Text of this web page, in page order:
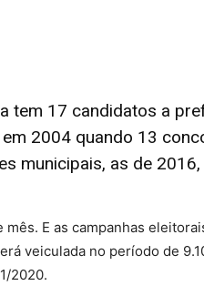
tem 17 candidatos a
2004 quando 13
municipais, as de
E as campanhas
veiculada no período de
2020.